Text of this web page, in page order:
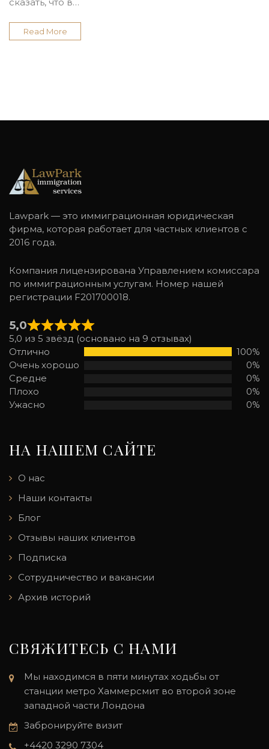
Read More
Lawpark — это иммиграционная юридическая
фирма, которая работает для частных клиентов с
2016 года.
Компания лицензирована Управлением комиссара
по иммиграционным услугам. Номер нашей
регистрации F201700018.
5,0
5,0 из 5 звёзд (основано на 9 отзывах)
Отлично
100%
Очень хорошо
0%
Средне
0%
Плохо
0%
Ужасно
0%
НА НАШЕМ САЙТЕ
О нас
Наши контакты
Блог
Отзывы наших клиентов
Подписка
Сотрудничество и вакансии
Архив историй
СВЯЖИТЕСЬ С НАМИ
Мы находимся в пяти минутах ходьбы от
станции метро Хаммерсмит во второй зоне
западной части Лондона
Забронируйте визит
+4420 3290 7304